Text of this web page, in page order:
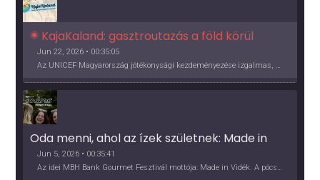
KajaKaland: gasztroutazás a föld körül
Jun 22, 2026 • 00:35:05
Az UNICEF Magyarország jótékonysági kezdeményezése izgalmas, egész éves világkörüli ízutazásra hív, igazi családi program és gasztroedukáció, illetve segítség a rászorulóknak is egyben.
Oda menni, ahol az ízek születnek: Made in
Vidék, Gourmet Fesztivál 2026
Jun 5, 2026 • 00:35:41
Az idei MBH Bank Gourmet Fesztivál mottója: Made in Vidék. A pócsmegyeri Papi, a mályinkai Iszkor és a szigligeti Villa Kabala tulajdonosai beszélnek arról, hogy mit jelentenek nekik a vidék ízei.